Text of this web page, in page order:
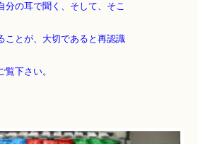
分の耳で聞く、そして、そこ
ことが、大切であると再認識
下さい。